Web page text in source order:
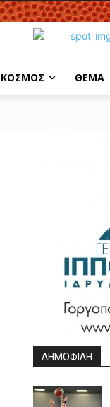
ΚΟΣΜΟΣ ΘΕΜΑ
ΔΗΜΟΦΙΛΗ